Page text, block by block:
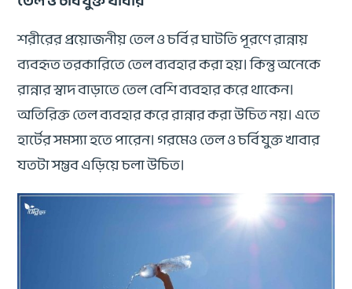
শরীরের প্রয়োজনীয় তেল ও চর্বির ঘাটতি পূরণে রান্নায়
ব্যবহৃত তরকারিতে তেল ব্যবহার করা হয়। কিন্তু অনেকে
রান্নার স্বাদ বাড়াতে তেল বেশি ব্যবহার করে থাকেন।
অতিরিক্ত তেল ব্যবহার করে রান্নার করা উচিত নয়। এতে
হার্টের সমস্যা হতে পারেন। গরমেও তেল ও চর্বিযুক্ত খাবার
যতটা সম্ভব এড়িয়ে চলা উচিত।